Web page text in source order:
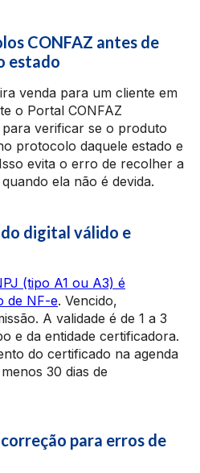
CONFAZ antes de
estado
venda para um cliente em
o Portal CONFAZ
verificar se o produto
protocolo daquele estado e
evita o erro de recolher a
ela não é devida.
digital válido e
(tipo A1 ou A3) é
de NF-e. Vencido,
A validade é de 1 a 3
e da entidade certificadora.
do certificado na agenda
30 dias de
para erros de